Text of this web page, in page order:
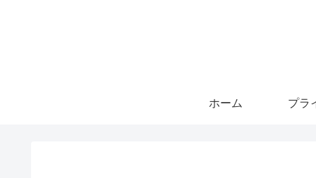
ホーム